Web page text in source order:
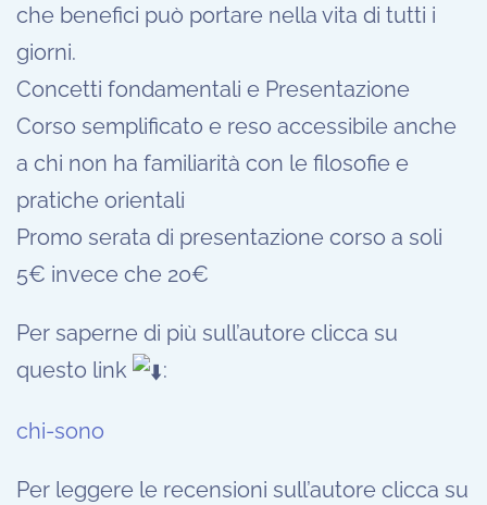
che benefici può portare nella vita di tutti i
giorni.
Concetti fondamentali e Presentazione
Corso semplificato e reso accessibile anche
a chi non ha familiarità con le filosofie e
pratiche orientali
Promo serata di presentazione corso a soli
5€ invece che 20€
Per saperne di più sull’autore clicca su
questo link
:
chi-sono
Per leggere le recensioni sull’autore clicca su